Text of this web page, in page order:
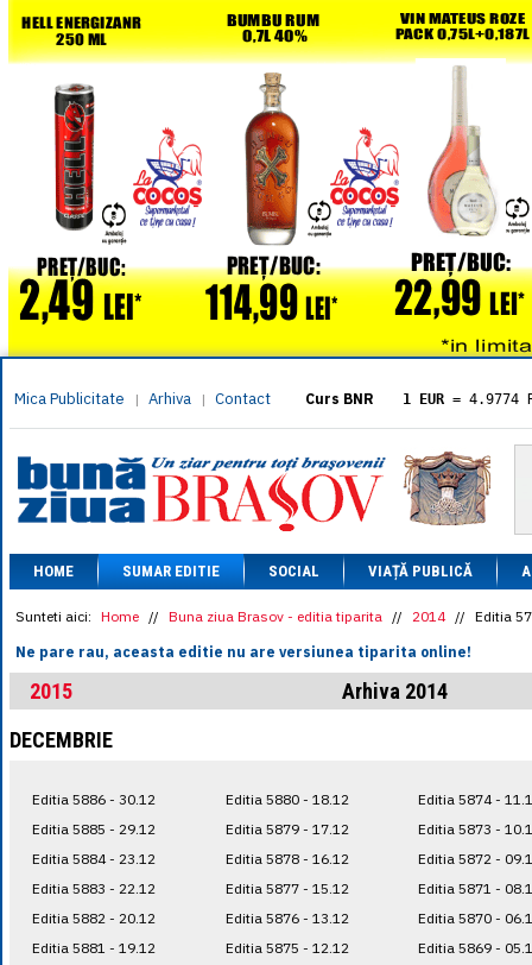
Mica Publicitate | Arhiva | Contact Curs BNR 1 EUR = 4.9774
= 5.8304
1 XAU= 464.4611
1 AED= 1.1933
1 AUD= 2.7957
1 BGN= 2.5449
1 CAD= 3.1559
1 CHF= 5.2813
1 CNY = 0.6015
1 DKK= 0.6668
1 EGP= 0.0860
1 HUF= 1.2223
1 MXN= 0.2227
1 NOK= 0.4191
1 RSD= 0.0425
1 RUB= 0.0530
1 TRY= 0.1141
HOME SUMAR EDITIE SOCIAL VIAȚĂ PUBLICĂ
Sunteti aici: Home // Buna ziua Brasov - editia tiparita // 2014 // Editia
Ne pare rau, aceasta editie nu are versiunea tiparita online!
2015
Arhiva 2014
DECEMBRIE
Editia 5886 - 30.12
Editia 5885 - 29.12
Editia 5884 - 23.12
Editia 5883 - 22.12
Editia 5882 - 20.12
Editia 5881 - 19.12
Editia 5880 - 18.12
Editia 5879 - 17.12
Editia 5878 - 16.12
Editia 5877 - 15.12
Editia 5876 - 13.12
Editia 5875 - 12.12
Editia 5874 -
Editia 5873 -
Editia 5872 -
Editia 5871 -
Editia 5870 -
Editia 5869 -